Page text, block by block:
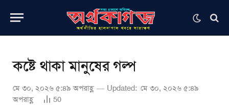
কষ্টে থাকা মানুষের গল্প
মে ৩০, ২০২৬ ৫:৪৯ অপরাহ্ণ Updated: মে ৩০, ২০২৬ ৫:৪৯
অপরাহ্ণ
50